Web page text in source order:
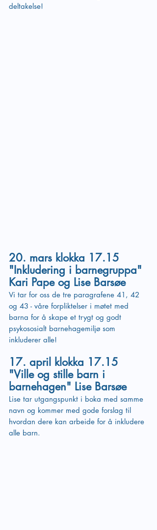
deltakelse!
20. mars klokka 17.15
"Inkludering i barnegruppa"
Kari Pape og Lise Barsøe
Vi tar for oss de tre paragrafene 41, 42
og 43 - våre forpliktelser i møtet med
barna for å skape et trygt og godt
psykososialt barnehagemiljø som
inkluderer alle!
17. april klokka 17.15
"Ville og stille barn i
barnehagen" Lise Barsøe
Lise tar utgangspunkt i boka med samme
navn og kommer med gode forslag til
hvordan dere kan arbeide for å inkludere
alle barn.